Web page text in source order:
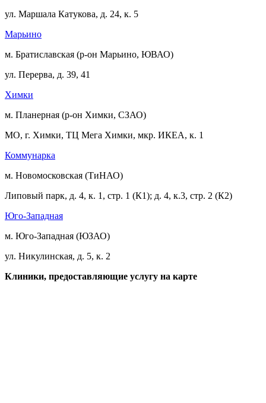
ул. Маршала Катукова, д. 24, к. 5
Марьино
м. Братиславская (р-он Марьино, ЮВАО)
ул. Перерва, д. 39, 41
Химки
м. Планерная (р-он Химки, СЗАО)
МО, г. Химки, ТЦ Мега Химки, мкр. ИКЕА, к. 1
Коммунарка
м. Новомосковская (ТиНАО)
Липовый парк, д. 4, к. 1, стр. 1 (К1); д. 4, к.3, стр. 2 (К2)
Юго-Западная
м. Юго-Западная (ЮЗАО)
ул. Никулинская, д. 5, к. 2
Клиники, предоставляющие услугу на карте